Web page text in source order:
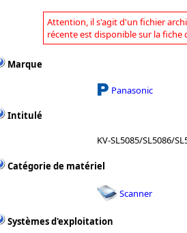
Attention, il s'agit d'un fichier
récente est disponible sur la fiche
Marque
Panasonic
Intitulé
KV-SL5085/SL5086/
Catégorie de matériel
Scanner
Systèmes d'exploitation